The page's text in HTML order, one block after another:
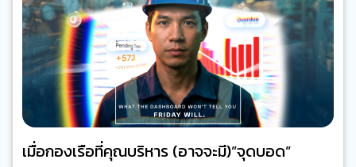
เมื่อกองเรือที่คุณบริหาร (อาจจะมี)”จุดบอด”